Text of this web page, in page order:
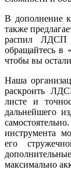
В дополнение
также
распил ЛДСП
обращайтесь в
чтобы вы
Наша
раскроить
листе и
дальнейшего
инструмента
его
максимально